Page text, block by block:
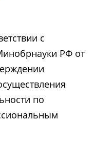
с
РФ от
по